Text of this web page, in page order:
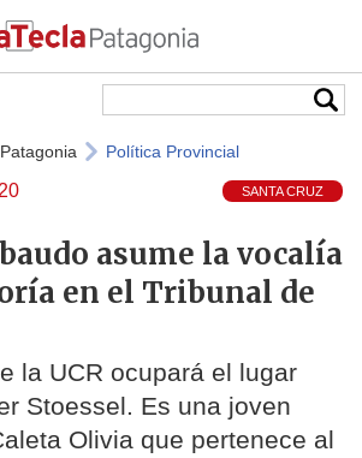
Política Provincial
SANTA CRUZ
asume la vocalía
en el Tribunal de
la UCR ocupará el lugar
Stoessel. Es una joven
Olivia que pertenece al